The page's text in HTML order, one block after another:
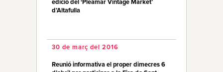
edició del ‘Pleamar Vintage Market’
d’Altafulla
30 de març del 2016
Reunió informativa el proper dimecres 6